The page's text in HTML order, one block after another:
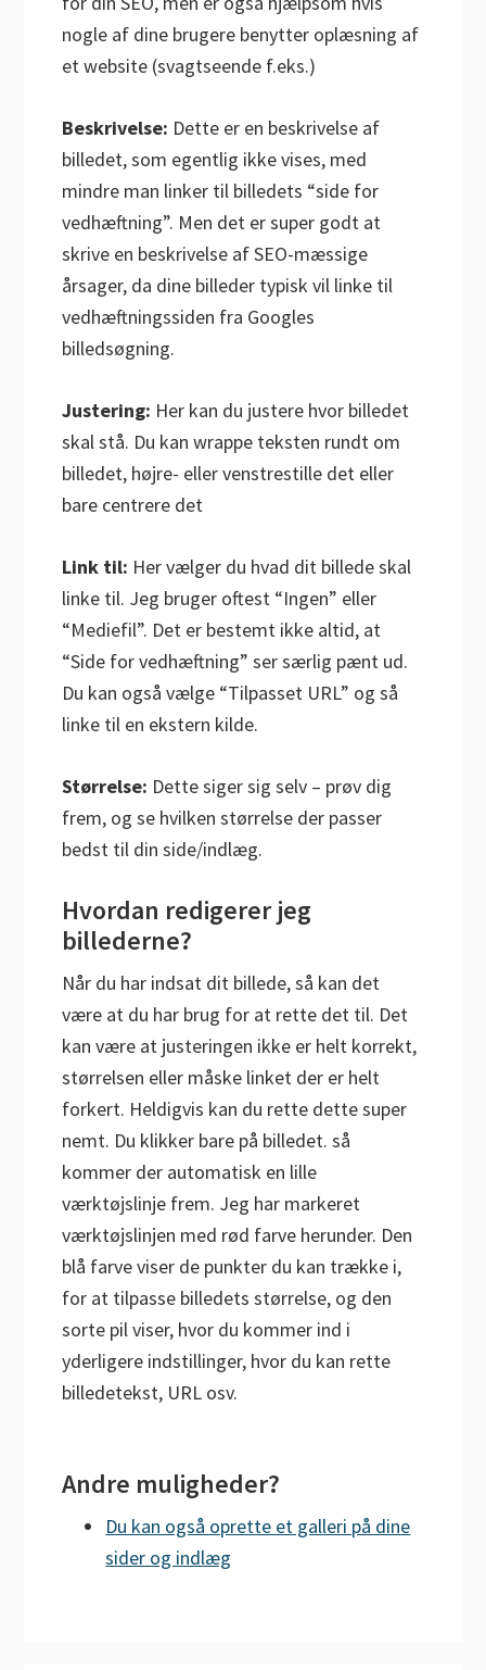
nogle af dine brugere benytter oplæsning af
et website (svagtseende f.eks.)
Beskrivelse: Dette er en beskrivelse af
billedet, som egentlig ikke vises, med
mindre man linker til billedets “side for
vedhæftning”. Men det er super godt at
skrive en beskrivelse af SEO-mæssige
årsager, da dine billeder typisk vil linke til
vedhæftningssiden fra Googles
billedsøgning.
Justering: Her kan du justere hvor billedet
skal stå. Du kan wrappe teksten rundt om
billedet, højre- eller venstrestille det eller
bare centrere det
Link til: Her vælger du hvad dit billede skal
linke til. Jeg bruger oftest “Ingen” eller
“Mediefil”. Det er bestemt ikke altid, at
“Side for vedhæftning” ser særlig pænt ud.
Du kan også vælge “Tilpasset URL” og så
linke til en ekstern kilde.
Størrelse: Dette siger sig selv – prøv dig
frem, og se hvilken størrelse der passer
bedst til din side/indlæg.
Hvordan redigerer jeg
billederne?
Når du har indsat dit billede, så kan det
være at du har brug for at rette det til. Det
kan være at justeringen ikke er helt korrekt,
størrelsen eller måske linket der er helt
forkert. Heldigvis kan du rette dette super
nemt. Du klikker bare på billedet. så
kommer der automatisk en lille
værktøjslinje frem. Jeg har markeret
værktøjslinjen med rød farve herunder. Den
blå farve viser de punkter du kan trække i,
for at tilpasse billedets størrelse, og den
sorte pil viser, hvor du kommer ind i
yderligere indstillinger, hvor du kan rette
billedetekst, URL osv.
Andre muligheder?
Du kan også oprette et galleri på dine
sider og indlæg